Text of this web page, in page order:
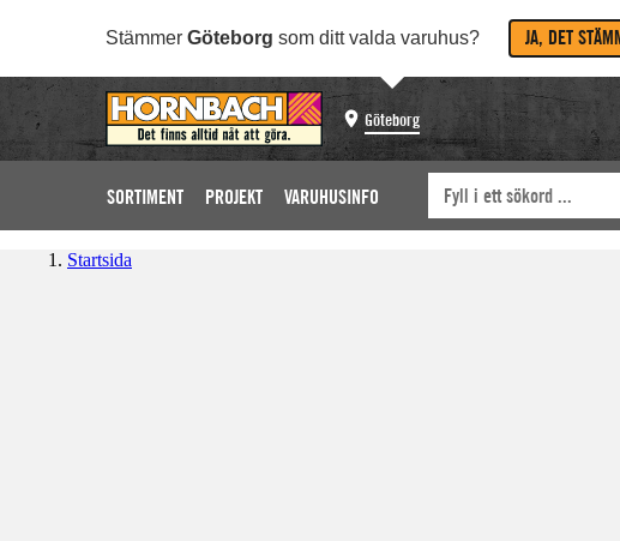
Stämmer Göteborg som ditt valda varuhus? JA, DET
Göteborg
SORTIMENT PROJEKT VARUHUSINFO
Startsida